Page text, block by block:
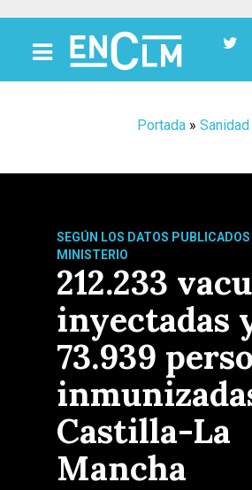
Portada» Sanidad
SEGÚN LOS DATOS PUBLICADOS
MINISTERIO
212.233
inyectadas
73.939
Castilla-La
Mancha